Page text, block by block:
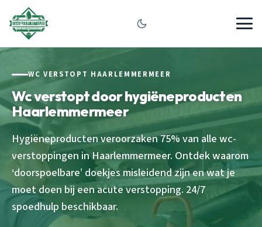
WC VERSTOPT HAARLEMMERMEER
Wc verstopt door hygiëneproducten
Haarlemmermeer
Hygiëneproducten veroorzaken 75% van alle wc-
verstoppingen in Haarlemmermeer. Ontdek waarom
‘doorspoelbare’ doekjes misleidend zijn en wat je
moet doen bij een acute verstopping. 24/7
spoedhulp beschikbaar.